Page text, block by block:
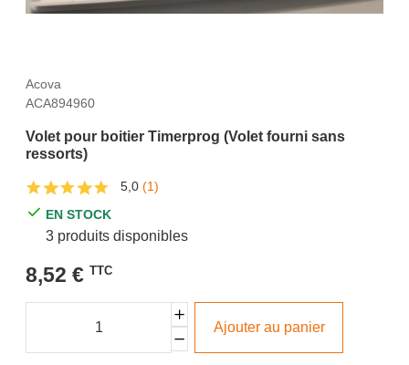
Acova
ACA894960
Volet pour boitier Timerprog (Volet fourni sans
ressorts)
5,0 (1)
EN STOCK
3 produits disponibles
8,52 € TTC
Ajouter au panier